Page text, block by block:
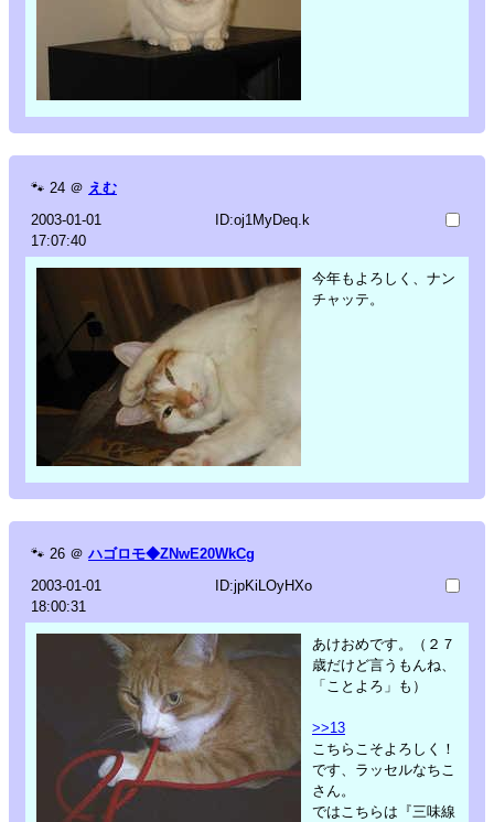
🐾 24 ＠ えむ
2003-01-01
17:07:40
ID:oj1MyDeq.k
今年もよろしく、ナン
チャッテ。
🐾 26 ＠ ハゴロモ◆ZNwE20WkCg
2003-01-01
18:00:31
ID:jpKiLOyHXo
あけおめです。（２７
歳だけど言うもんね、
「ことよろ」も）
>>13
こちらこそよろしく！
です、ラッセルなちこ
さん。
ではこちらは『三味線